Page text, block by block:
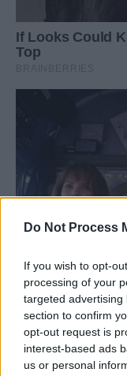
Do Not Process
If you wish to opt-
processing of your
targeted
section to confirm
opt-out request is
interest-based ads
us or personal